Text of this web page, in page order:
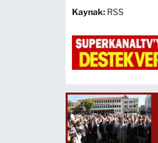
Kaynak: RSS